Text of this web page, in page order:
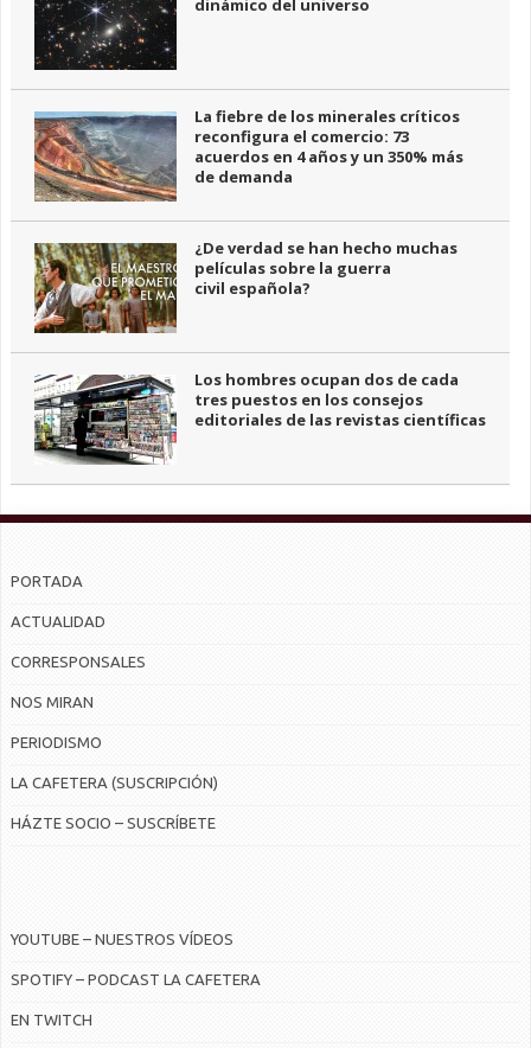
dinámico del universo
La fiebre de los minerales críticos
reconfigura el comercio: 73
acuerdos en 4 años y un 350% más
de demanda
¿De verdad se han hecho muchas
películas sobre la guerra
civil española?
Los hombres ocupan dos de cada
tres puestos en los consejos
editoriales de las revistas científicas
PORTADA
ACTUALIDAD
CORRESPONSALES
NOS MIRAN
PERIODISMO
LA CAFETERA (SUSCRIPCIÓN)
HÁZTE SOCIO – SUSCRÍBETE
YOUTUBE – NUESTROS VÍDEOS
SPOTIFY – PODCAST LA CAFETERA
EN TWITCH